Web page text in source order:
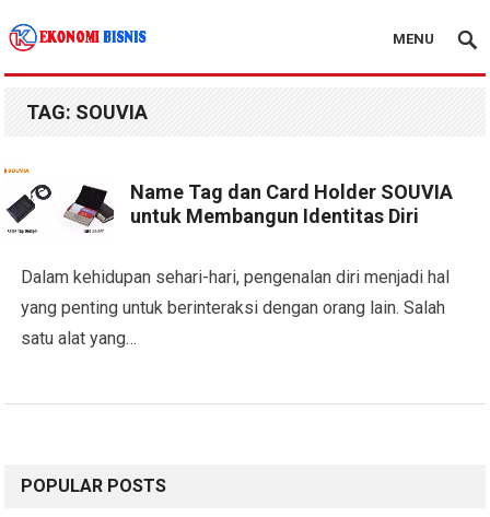
Kanal Ekonomi Bisnis
MENU
TAG: SOUVIA
Name Tag dan Card Holder SOUVIA
untuk Membangun Identitas Diri
Dalam kehidupan sehari-hari, pengenalan diri menjadi hal
yang penting untuk berinteraksi dengan orang lain. Salah
satu alat yang…
POPULAR POSTS